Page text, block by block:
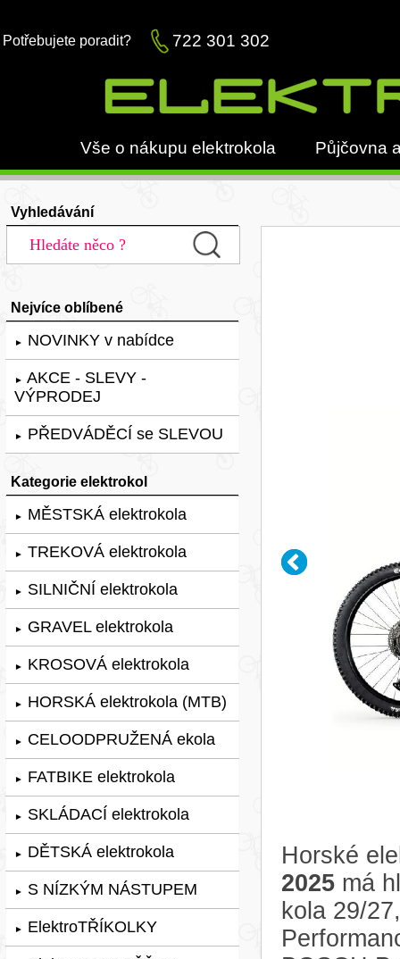
Potřebujete poradit? 722 301 302
Vše o nákupu elektrokola Půjčovna
Vyhledávání
Nejvíce oblíbené
► NOVINKY v nabídce
► AKCE - SLEVY -
VÝPRODEJ
► PŘEDVÁDĚCÍ se SLEVOU
Kategorie elektrokol
► MĚSTSKÁ elektrokola
► TREKOVÁ elektrokola
► SILNIČNÍ elektrokola
► GRAVEL elektrokola
► KROSOVÁ elektrokola
► HORSKÁ elektrokola (MTB)
► CELOODPRUŽENÁ ekola
► FATBIKE elektrokola
► SKLÁDACÍ elektrokola
► DĚTSKÁ elektrokola
► S NÍZKÝM NÁSTUPEM
► ElektroTŘÍKOLKY
Horské
2025 má
kola 29/